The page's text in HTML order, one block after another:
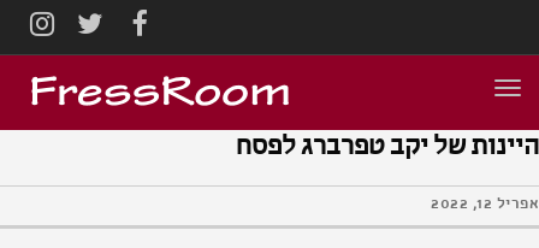
תפריט
היינות של יקב טפרברג לפסח
אפריל 12, 2022